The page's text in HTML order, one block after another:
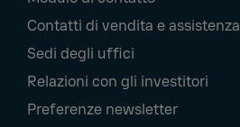
Navigation
Contatti di vendita e assistenza
Sedi degli uffici
Relazioni con gli investitori
Preferenze newsletter